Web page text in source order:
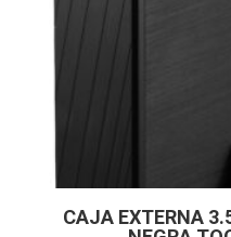
CAJA EXTERNA